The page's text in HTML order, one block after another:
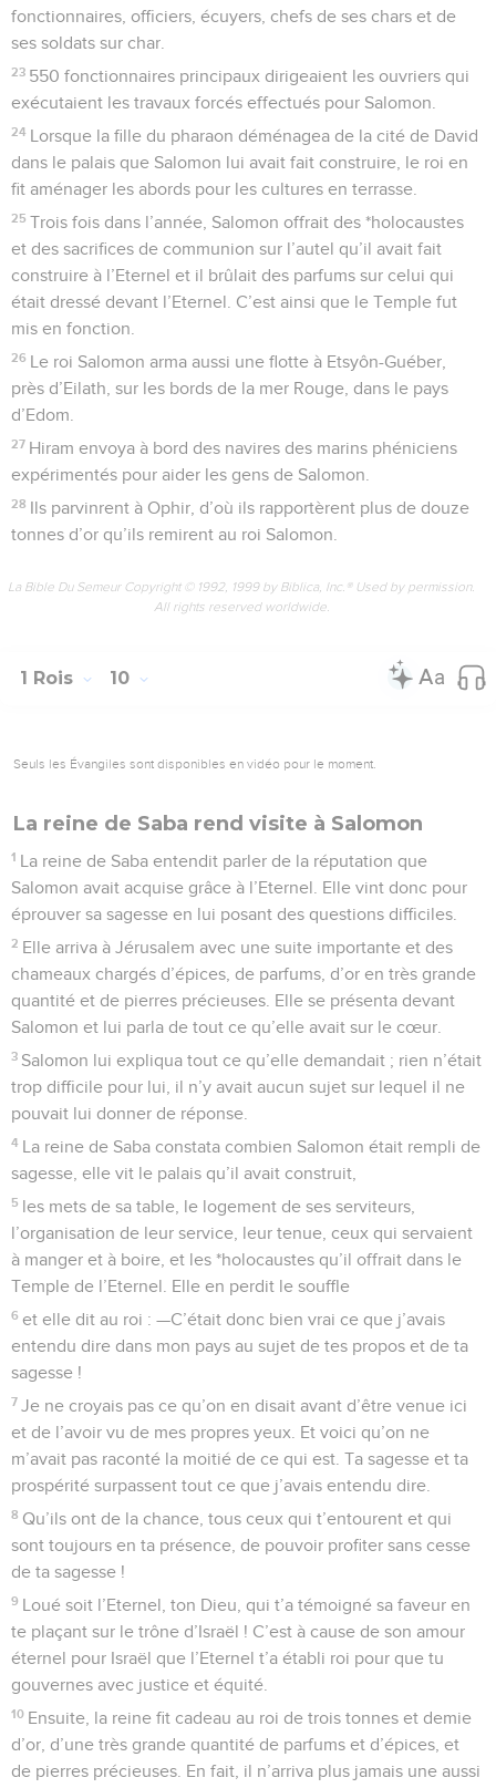
fonctionnaires, officiers, écuyers, chefs de ses chars et de
ses soldats sur char.
23 550 fonctionnaires principaux dirigeaient les ouvriers qui
exécutaient les travaux forcés effectués pour Salomon.
24 Lorsque la fille du pharaon déménagea de la cité de David
dans le palais que Salomon lui avait fait construire, le roi en
fit aménager les abords pour les cultures en terrasse.
25 Trois fois dans l’année, Salomon offrait des *holocaustes
et des sacrifices de communion sur l’autel qu’il avait fait
construire à l’Eternel et il brûlait des parfums sur celui qui
était dressé devant l’Eternel. C’est ainsi que le Temple fut
mis en fonction.
26 Le roi Salomon arma aussi une flotte à Etsyôn-Guéber,
près d’Eilath, sur les bords de la mer Rouge, dans le pays
d’Edom.
27 Hiram envoya à bord des navires des marins phéniciens
expérimentés pour aider les gens de Salomon.
28 Ils parvinrent à Ophir, d’où ils rapportèrent plus de douze
tonnes d’or qu’ils remirent au roi Salomon.
La Bible Du Semeur Copyright © 1992, 1999 by Biblica, Inc.® Used by permission.
All rights reserved worldwide.
1 Rois 10
Seuls les Évangiles sont disponibles en vidéo pour le moment.
La reine de Saba rend visite à Salomon
1 La reine de Saba entendit parler de la réputation que
Salomon avait acquise grâce à l’Eternel. Elle vint donc pour
éprouver sa sagesse en lui posant des questions difficiles.
2 Elle arriva à Jérusalem avec une suite importante et des
chameaux chargés d’épices, de parfums, d’or en très grande
quantité et de pierres précieuses. Elle se présenta devant
Salomon et lui parla de tout ce qu’elle avait sur le cœur.
3 Salomon lui expliqua tout ce qu’elle demandait ; rien n’était
trop difficile pour lui, il n’y avait aucun sujet sur lequel il ne
pouvait lui donner de réponse.
4 La reine de Saba constata combien Salomon était rempli de
sagesse, elle vit le palais qu’il avait construit,
5 les mets de sa table, le logement de ses serviteurs,
l’organisation de leur service, leur tenue, ceux qui servaient
à manger et à boire, et les *holocaustes qu’il offrait dans le
Temple de l’Eternel. Elle en perdit le souffle
6 et elle dit au roi : —C’était donc bien vrai ce que j’avais
entendu dire dans mon pays au sujet de tes propos et de ta
sagesse !
7 Je ne croyais pas ce qu’on en disait avant d’être venue ici
et de l’avoir vu de mes propres yeux. Et voici qu’on ne
m’avait pas raconté la moitié de ce qui est. Ta sagesse et ta
prospérité surpassent tout ce que j’avais entendu dire.
8 Qu’ils ont de la chance, tous ceux qui t’entourent et qui
sont toujours en ta présence, de pouvoir profiter sans cesse
de ta sagesse !
9 Loué soit l’Eternel, ton Dieu, qui t’a témoigné sa faveur en
te plaçant sur le trône d’Israël ! C’est à cause de son amour
éternel pour Israël que l’Eternel t’a établi roi pour que tu
gouvernes avec justice et équité.
10 Ensuite, la reine fit cadeau au roi de trois tonnes et demie
d’or, d’une très grande quantité de parfums et d’épices, et
de pierres précieuses. En fait, il n’arriva plus jamais une aussi